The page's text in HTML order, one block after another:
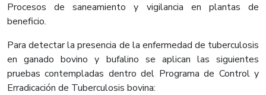
Procesos de saneamiento y vigilancia en plantas de
beneficio.
Para detectar la presencia de la enfermedad de tuberculosis
en ganado bovino y bufalino se aplican las siguientes
pruebas contempladas dentro del Programa de Control y
Erradicación de Tuberculosis bovina: